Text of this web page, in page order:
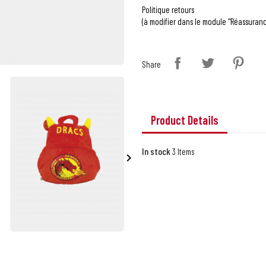

Politique retours
(à modifier dans le module
Share
Product Details
In stock 3 Items